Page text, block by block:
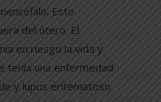
Esto
del útero. El
en riesgo la vida y
tenía una enfermedad
y lupus eritematoso